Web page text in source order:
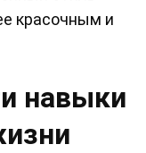
красочным и
навыки